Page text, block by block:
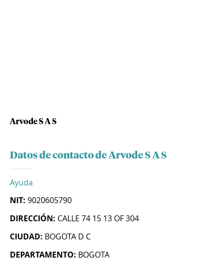
Arvode S A S
Datos de contacto de Arvode S A S
Ayuda
NIT: 9020605790
DIRECCIÓN: CALLE 74 15 13 OF 304
CIUDAD: BOGOTA D C
DEPARTAMENTO: BOGOTA